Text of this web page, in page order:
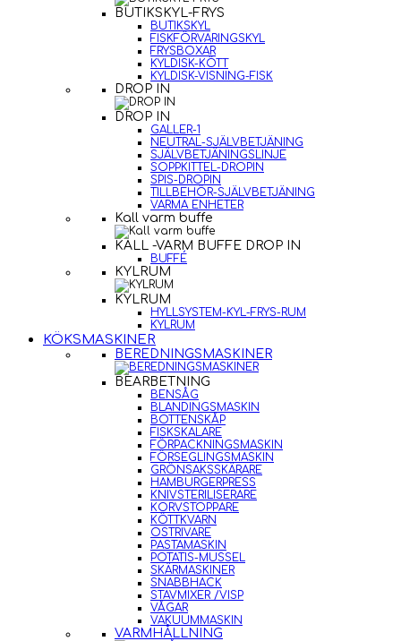
BUTIKSKYL-FRYS
BUTIKSKYL
FISKFÖRVARINGSKYL
FRYSBOXAR
KYLDISK-KÖTT
KYLDISK-VISNING-FISK
DROP IN
DROP IN
GALLER-1
NEUTRAL-SJÄLVBETJÄNING
SJÄLVBETJÄNINGSLINJE
SOPPKITTEL-DROPIN
SPIS-DROPIN
TILLBEHÖR-SJÄLVBETJÄNING
VARMA ENHETER
Kall varm buffe
KALL -VARM BUFFE DROP IN
BUFFÉ
KYLRUM
KYLRUM
HYLLSYSTEM-KYL-FRYS-RUM
KYLRUM
KÖKSMASKINER
BEREDNINGSMASKINER
BEARBETNING
BENSÅG
BLANDINGSMASKIN
BOTTENSKÅP
FISKSKALARE
FÖRPACKNINGSMASKIN
FÖRSEGLINGSMASKIN
GRÖNSAKSSKÄRARE
HAMBURGERPRESS
KNIVSTERILISERARE
KORVSTOPPARE
KÖTTKVARN
OSTRIVARE
PASTAMASKIN
POTATIS-MUSSEL
SKÄRMASKINER
SNABBHACK
STAVMIXER /VISP
VÅGAR
VAKUUMMASKIN
VARMHÅLLNING